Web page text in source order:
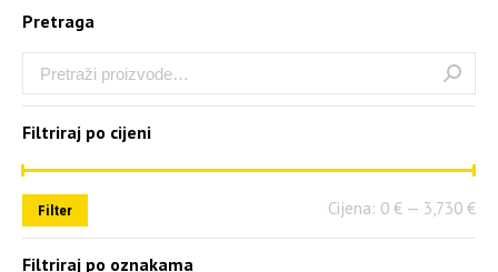
Pretraga
Filtriraj po cijeni
Filter Cijena: 0 € — 3,730 €
Filtriraj po oznakama